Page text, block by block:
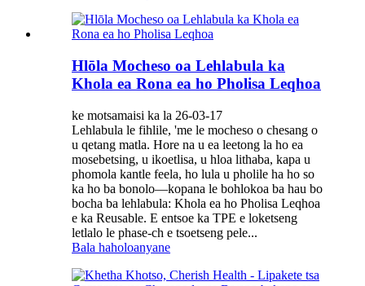
Hlōla Mocheso oa Lehlabula ka
Khola ea Rona ea ho Pholisa Leqhoa
ke motsamaisi ka la 26-03-17
Lehlabula le fihlile, 'me le mocheso o chesang o
u qetang matla. Hore na u ea leetong la ho ea
mosebetsing, u ikoetlisa, u hloa lithaba, kapa u
phomola kantle feela, ho lula u pholile ha ho so
ka ho ba bonolo—kopana le bohlokoa ba hau bo
bocha ba lehlabula: Khola ea ho Pholisa Leqhoa
e ka Reusable. E entsoe ka TPE e loketseng
letlalo le phase-ch e tsoetseng pele...
Bala haholoanyane